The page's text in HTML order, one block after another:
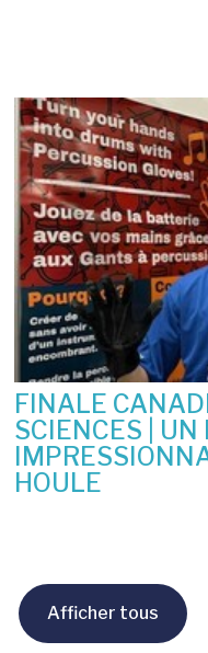
FINALE
SCIENCES | UN
HOULE
Afficher tous